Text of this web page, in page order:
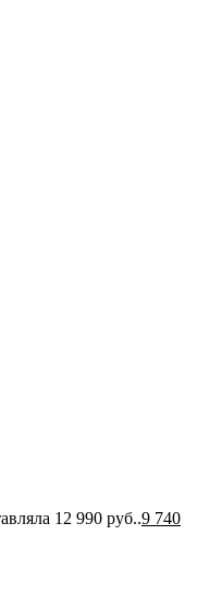
12 990 руб..9 740